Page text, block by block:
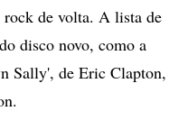
de volta. A lista de
disco novo, como a
Sally', de Eric Clapton,